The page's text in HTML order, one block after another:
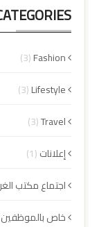
Fashion
(3)
Lifestyle
(3)
Travel
(3)
إعلانات(1)
اجتماع مكتب
خاص بالموظفين